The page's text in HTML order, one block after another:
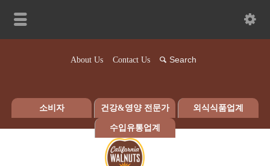
About Us Contact Us
소비자 건강&영양 전문가 외식식품업계
수입유통업계